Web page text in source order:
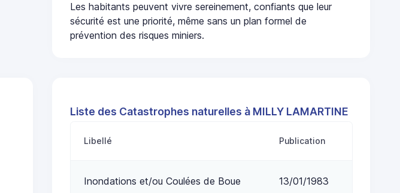
Les habitants peuvent vivre sereinement, confiants que leur
sécurité est une priorité, même sans un plan formel de
prévention des risques miniers.
Liste des Catastrophes naturelles à MILLY LAMARTINE
Libellé Publication
Inondations et/ou Coulées de Boue 13/01/1983